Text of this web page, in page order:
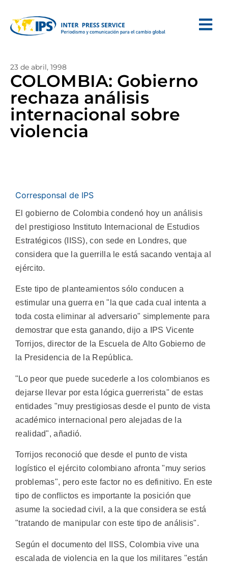
23 de abril, 1998
COLOMBIA: Gobierno
rechaza análisis
internacional sobre
violencia
Corresponsal de IPS
El gobierno de Colombia condenó hoy un análisis
del prestigioso Instituto Internacional de Estudios
Estratégicos (IISS), con sede en Londres, que
considera que la guerrilla le está sacando ventaja al
ejército.
Este tipo de planteamientos sólo conducen a
estimular una guerra en "la que cada cual intenta a
toda costa eliminar al adversario" simplemente para
demostrar que esta ganando, dijo a IPS Vicente
Torrijos, director de la Escuela de Alto Gobierno de
la Presidencia de la República.
"Lo peor que puede sucederle a los colombianos es
dejarse llevar por esta lógica guerrerista" de estas
entidades "muy prestigiosas desde el punto de vista
académico internacional pero alejadas de la
realidad", añadió.
Torrijos reconoció que desde el punto de vista
logístico el ejército colombiano afronta "muy serios
problemas", pero este factor no es definitivo. En este
tipo de conflictos es importante la posición que
asume la sociedad civil, a la que considera se está
"tratando de manipular con este tipo de análisis".
Según el documento del IISS, Colombia vive una
escalada de violencia en la que los militares "están